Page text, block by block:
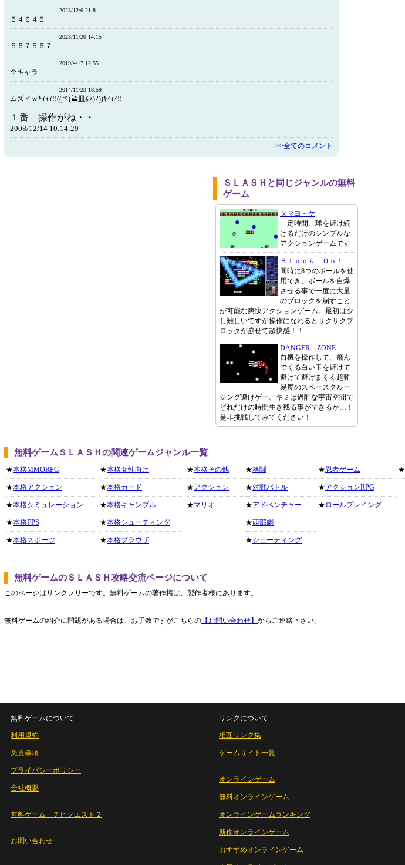
2023/12/6 21:8
５４６４５
2023/11/20 14:15
５６７５６７
2019/4/17 12:55
全キャラ
2014/11/23 18:59
ムズイｗｷｨｨｨ!!((ヾ(≧皿≦ﾒ)ﾉ))ｷｨｨｨ!!
１番 操作がね・・
2008/12/14 10:14:29
>>全てのコメント
ＳＬＡＳＨと同じジャンルの無料
ゲーム
タマヨ～ケ
一定時間、球を避け続
けるだけのシンプルな
アクションゲームです
Ｂｌｏｃｋ－Ｏｎ！
同時に8つのボールを使
用でき、ボールを自爆
させる事で一度に大量
のブロックを崩すこと
が可能な爽快アクションゲーム。最初は少
し難しいですが操作になれるとサクサクブ
ロックが崩せて超快感！！
DANGER ZONE
自機を操作して、飛ん
でくる白い玉を避けて
避けて避けまくる超難
易度のスペースクルー
ジング避けゲー。キミは過酷な宇宙空間で
どれだけの時間生き残る事ができるか…！
是非挑戦してみてください！
無料ゲームＳＬＡＳＨの関連ゲームジャンル一覧
★本格MMORPG
★本格アクション
★本格シミュレーション
★本格FPS
★本格スポーツ
★本格女性向け
★本格カード
★本格ギャンブル
★本格シューティング
★本格ブラウザ
★本格その他
★アクション
★マリオ
★格闘
★対戦バトル
★アドベンチャー
★西部劇
★シューティング
★忍者ゲーム
★アクションRPG
★ ロールプレイング
★
無料ゲームのＳＬＡＳＨ攻略交流ページについて
このページはリンクフリーです。無料ゲームの著作権は、製作者様にあります。
無料ゲームの紹介に問題がある場合は、お手数ですがこちらの 【お問い合わせ】 からご連絡下さい。
無料ゲームについて
利用規約
免責事項
プライバシーポリシー
会社概要
無料ゲーム チビクエスト２
お問い合わせ
リンクについて
相互リンク集
ゲームサイト一覧
オンラインゲーム
無料オンラインゲーム
オンラインゲームランキング
新作オンラインゲーム
おすすめオンラインゲーム